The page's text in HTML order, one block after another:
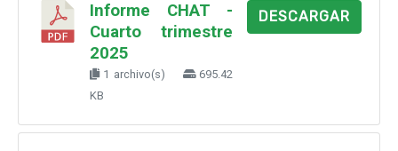
Informe CHAT -
Cuarto trimestre
2025
1 archivo(s)
695.42
KB
DESCARGAR